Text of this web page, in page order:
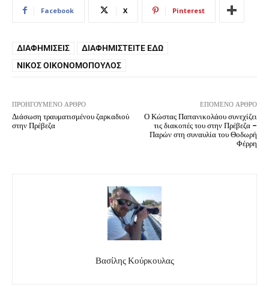
Facebook X Pinterest
ΔΙΑΦΗΜΊΣΕΙΣ
ΔΙΑΦΗΜΙΣΤΕΊΤΕ ΕΔΏ
ΝΊΚΟΣ ΟΙΚΟΝΟΜΌΠΟΥΛΟΣ
ΠΡΟΗΓΟΎΜΕΝΟ ΆΡΘΡΟ
Διάσωση τραυματισμένου ζαρκαδιού
στην Πρέβεζα
ΕΠΌΜΕΝΟ ΆΡΘΡΟ
Ο Κώστας Παπανικολάου συνεχίζει
τις διακοπές του στην Πρέβεζα –
Παρών στη συναυλία του Θοδωρή
Φέρρη
Βασίλης Κούρκουλας